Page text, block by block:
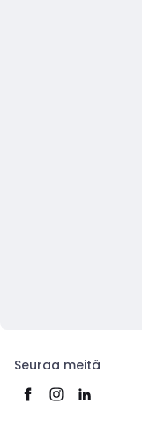
Seuraa meitä